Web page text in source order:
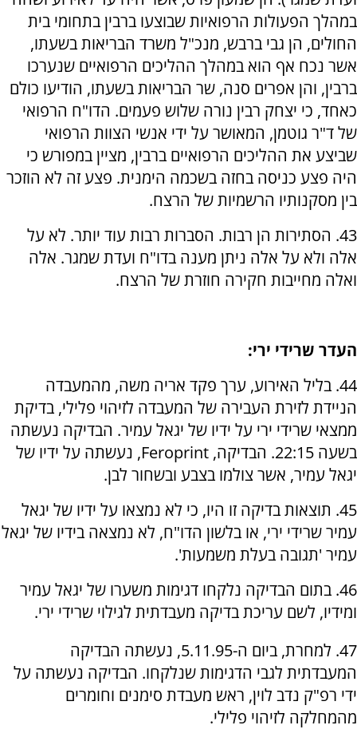
במהלך הפעולות הרפואיות שבוצעו ברבין בתחומי בית
החולים, הן גבי ברבש, מנכ"ל משרד הבריאות בשעתו,
אשר נכח אף הוא במהלך ההליכים הרפואיים שנערכו
ברבין, והן אפרים סנה, שר הבריאות בשעתו, הודיעו כולם
כאחד, כי יצחק רבין נורה שלוש פעמים. הדו"ח הרפואי
של ד"ר גוטמן, המאושר על ידי אנשי הצוות הרפואי
שביצע את ההליכים הרפואיים ברבין, מציין במפורש כי
היה פצע כניסה בחזה בשכמה הימנית. פצע זה לא הוזכר
בין מסקנותיו הרשמיות של הרצח.
43. הסתירות הן רבות. הסברות רבות עוד יותר. לא על
אלה ולא על אלה ניתן מענה בדו"ח ועדת שמגר. אלה
ואלה מחייבות חקירה חוזרת של הרצח.
העדר שרידי ירי:
44. בליל האירוע, ערך פקד אריה משה, מהמעבדה
הניידת לזירת העבירה של המעבדה לזיהוי פלילי, בדיקת
ממצאי שרידי ירי על ידיו של יגאל עמיר. הבדיקה נעשתה
בשעה 22:15. הבדיקה, Feroprint, נעשתה על ידיו של
יגאל עמיר, אשר צולמו בצבע ובשחור לבן.
45. תוצאות בדיקה זו היו, כי לא נמצאו על ידיו של יגאל
עמיר שרידי ירי, או בלשון הדו"ח, לא נמצאה בידיו של יגאל
עמיר 'תגובה בעלת משמעות'.
46. בתום הבדיקה נלקחו דגימות משערו של יגאל עמיר
ומידיו, לשם עריכת בדיקה מעבדתית לגילוי שרידי ירי.
47. למחרת, ביום ה-5.11.95, נעשתה הבדיקה
המעבדתית לגבי הדגימות שנלקחו. הבדיקה נעשתה על
ידי רפ"ק נדב לוין, ראש מעבדת סימנים וחומרים
מהמחלקה לזיהוי פלילי.